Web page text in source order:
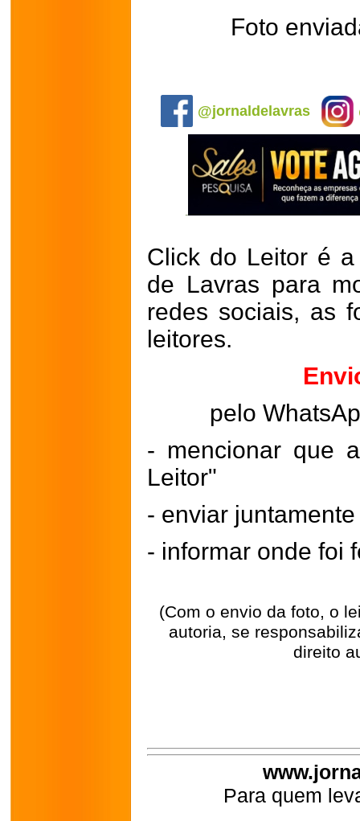
Foto
@jornaldelavras
Click do Leitor é
de Lavras para
redes sociais, as
leitores.
pelo
- mencionar que
Leitor"
- enviar
- informar onde foi
(Com o envio da foto, o
autoria, se
direito
Para quem